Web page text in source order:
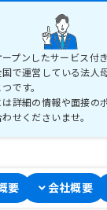
プンしたサービス付
で運営している法人
です。
詳細の情報や面接の
要 会社概要